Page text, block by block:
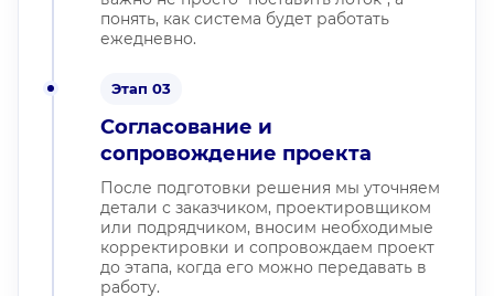
понять, как система будет работать
ежедневно.
Этап 03
Согласование и
сопровождение проекта
После подготовки решения мы уточняем
детали с заказчиком, проектировщиком
или подрядчиком, вносим необходимые
корректировки и сопровождаем проект
до этапа, когда его можно передавать в
работу.